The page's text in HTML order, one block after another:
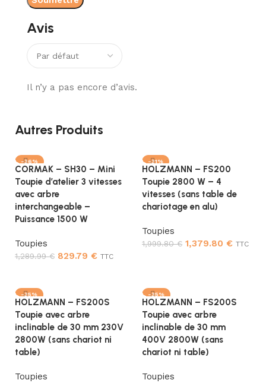
Avis
Il n’y a pas encore d’avis.
Autres Produits
-36%
CORMAK – SH30 – Mini
Toupie d’atelier 3 vitesses
avec arbre
interchangeable –
Puissance 1500 W
Toupies
1,289.99€ 829.79 € TTC
-31%
HOLZMANN – FS200
Toupie 2800 W – 4
vitesses (sans table de
chariotage en alu)
Toupies
1,999.80€ 1,379.80 € TTC
-35%
HOLZMANN – FS200S
Toupie avec arbre
inclinable de 30 mm 230V
2800W (sans chariot ni
table)
Toupies
-35%
HOLZMANN – FS200S
Toupie avec arbre
inclinable de 30 mm
400V 2800W (sans
chariot ni table)
Toupies